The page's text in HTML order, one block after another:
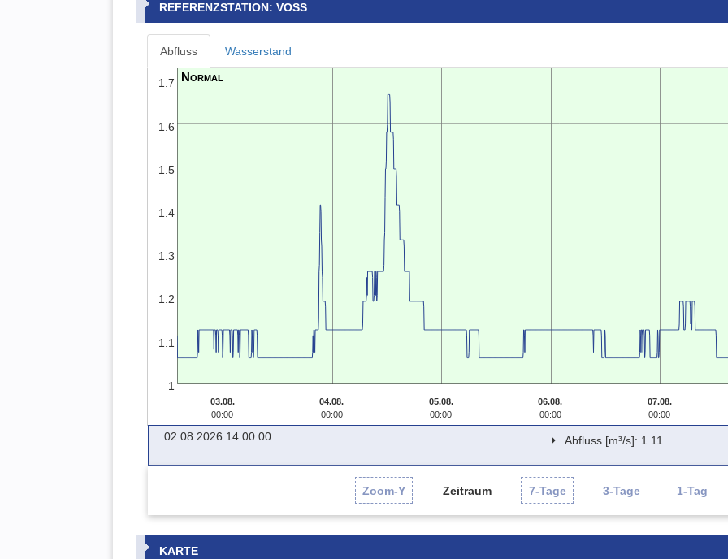
REFERENZSTATION: VOSS
Abfluss Wasserstand
1
1.1
1.2
1.3
1.4
1.5
1.6
1.7
03.08.
00:00
04.08.
00:00
05.08.
00:00
06.08.
00:00
07.08.
00:00
02.08.2026 14:00:00 Abfluss [m³/s]: 1.11
Zoom-Y Zeitraum 7-Tage 3-Tage 1-Tag
KARTE